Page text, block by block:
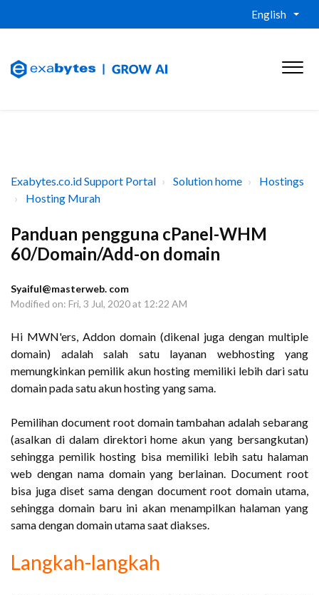
English
Exabytes.co.id Support Portal Solution home
Hostings
Hosting Murah
Panduan pengguna cPanel-WHM
60/Domain/Add-on domain
Syaiful@masterweb. com
Modified on: Fri, 3 Jul, 2020 at 12:22 AM
Hi MWN'ers, Addon domain (dikenal juga dengan multiple
domain) adalah salah satu layanan webhosting yang
memungkinkan pemilik akun hosting memiliki lebih dari satu
domain pada satu akun hosting yang sama.
Pemilihan document root domain tambahan adalah sebarang
(asalkan di dalam direktori home akun yang bersangkutan)
sehingga pemilik hosting bisa memiliki lebih satu halaman
web dengan nama domain yang berlainan. Document root
bisa juga diset sama dengan document root domain utama,
sehingga domain baru ini akan menampilkan halaman yang
sama dengan domain utama saat diakses.
Langkah-langkah